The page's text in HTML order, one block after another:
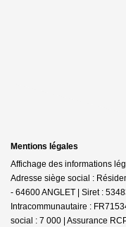
Mentions légales
Affichage des informations
Adresse siège social :
- 64600 ANGLET | Siret :
Intracommunautaire :
social : 7 000 | Assurance